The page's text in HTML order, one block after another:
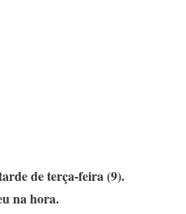
de terça-feira (9).
na hora.